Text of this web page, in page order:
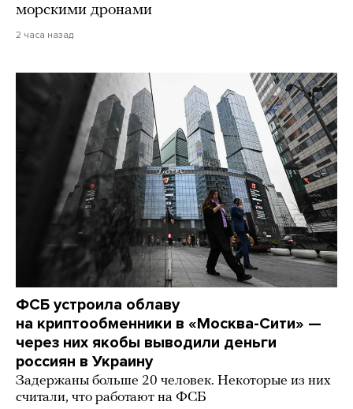
морскими дронами
2 часа назад
ФСБ устроила облаву
на криптообменники в «Москва-Сити» —
через них якобы выводили деньги
россиян в Украину
Задержаны больше 20 человек. Некоторые из них
считали, что работают на ФСБ